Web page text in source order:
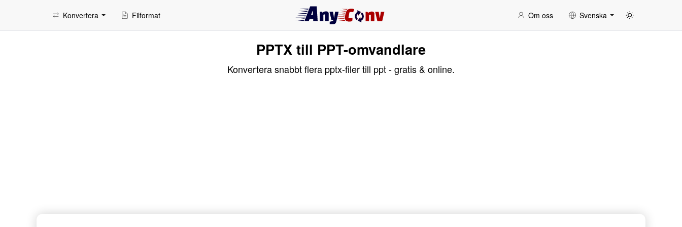
Konvertera Filformat Om oss Svenska
PPTX till PPT-omvandlare
Konvertera snabbt flera pptx-filer till ppt - gratis & online.